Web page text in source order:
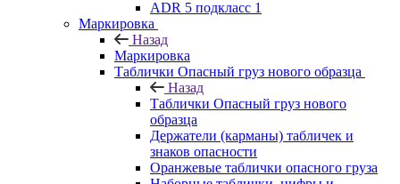
ADR 5 подкласс 1
Маркировка
Назад
Маркировка
Таблички Опасный груз нового образца
Назад
Таблички Опасный груз нового
образца
Держатели (карманы) табличек и
знаков опасности
Оранжевые таблички опасного груза